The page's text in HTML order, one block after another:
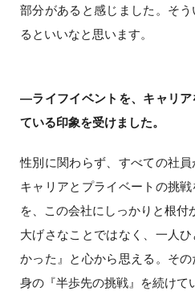
部分があると感じました。そ
るといいなと思います。
―ライフイベントを、キャリ
ている印象を受けました。
性別に関わらず、すべての社
キャリアとプライベートの挑
を、この会社にしっかりと根付
大げさなことではなく、一人
かった』と心から思える。そ
身の『半歩先の挑戦』を続けて